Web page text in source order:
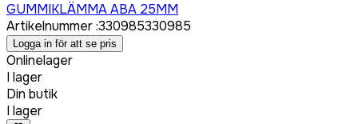
GUMMIKLÄMMA ABA 25MM
Artikelnummer:330985330985
Logga in för att se pris
Onlinelager
I lager
Din butik
I lager